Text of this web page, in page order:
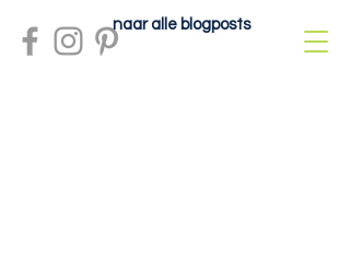
naar alle blogposts